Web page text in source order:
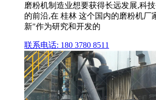
磨粉机制造业想要获得长远发展,科
的前沿,在 桂林 这个国内的磨粉机厂
新"作为研究和开发的
联系电话: 180 3780 8511